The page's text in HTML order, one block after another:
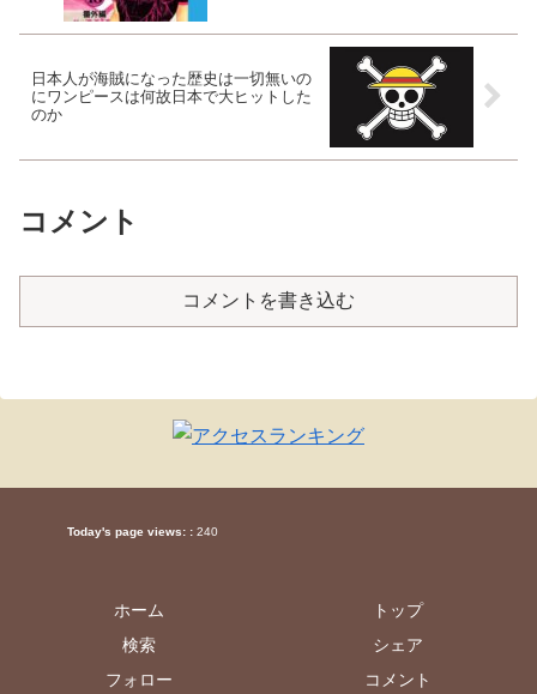
日本人が海賊になった歴史は一切無いの
にワンピースは何故日本で大ヒットした
のか
コメント
コメントを書き込む
Today's page views: : 240
ホーム
トップ
検索
シェア
フォロー
コメント